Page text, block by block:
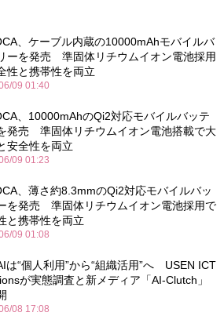
、ケーブル内蔵の10000mAhモバイルバ
ーを発売 準固体リチウムイオン電池採用
性と携帯性を両立
09 01:40
、10000mAhのQi2対応モバイルバッテ
発売 準固体リチウムイオン電池搭載で大
安全性を両立
09 01:23
、薄さ約8.3mmのQi2対応モバイルバッ
を発売 準固体リチウムイオン電池採用で
と携帯性を両立
09 01:08
は“個人利用”から“組織活用”へ USEN ICT
が実態調査と新メディア「AI-Clutch」
08 17:08